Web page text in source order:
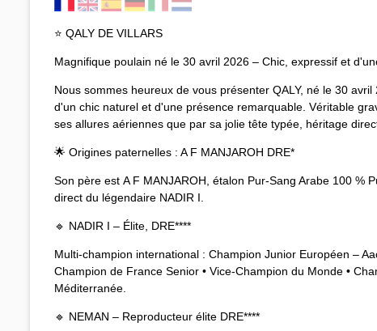
⭐ QALY DE VILLARS
Magnifique poulain né le 30 avril 2026 – Chic, expressif et
Nous sommes heureux de vous présenter QALY, né le 30
d'un chic naturel et d'une présence remarquable. Véritable
ses allures aériennes que par sa jolie tête typée, héritage
🌟 Origines paternelles : A F MANJAROH DRE*
Son père est A F MANJAROH, étalon Pur‑Sang Arabe 100 %
direct du légendaire NADIR I.
🔹 NADIR I – Élite, DRE****
Multi‑champion international : Champion Junior Européen –
Champion de France Senior • Vice‑Champion du Monde •
Méditerranée.
🔹 NEMAN – Reproducteur élite DRE****